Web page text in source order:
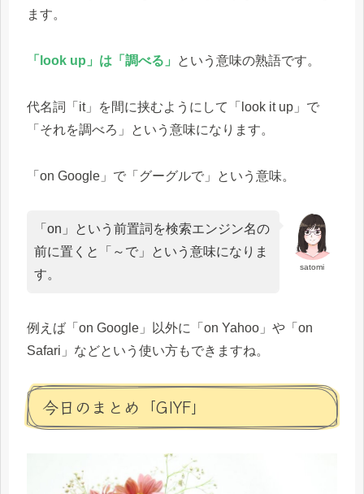
ます。
「look up」は「調べる」 という意味の熟語です。
代名詞「it」を間に挟むようにして「look it up」で
「それを調べろ」という意味になります。
「on Google」で「グーグルで」という意味。
satomi
「on」という前置詞を検索エンジン名の
前に置くと「～で」という意味になりま
す。
例えば「on Google」以外に「on Yahoo」や「on
Safari」などという使い方もできますね。
今日のまとめ「GIYF」